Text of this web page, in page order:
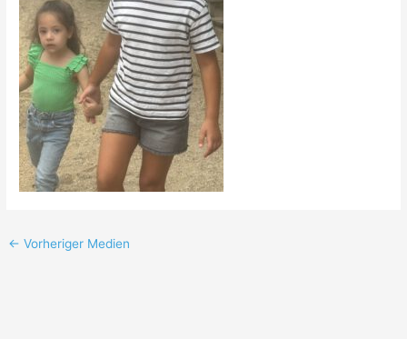
← Vorheriger Medien